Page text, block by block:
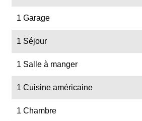
1 Garage
1 Séjour
1 Salle à manger
1 Cuisine américaine
1 Chambre